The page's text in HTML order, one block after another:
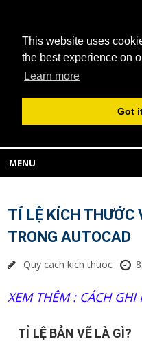
This website uses
the best experience on
Learn more
Got
MENU
TỈ LỆ KÍCH THƯỚC
TRONG AUTOCAD
Quy cach kich thuoc
XEM THÊM : CÁCH GHI
TỈ LỆ BẢN VẼ LÀ GÌ?